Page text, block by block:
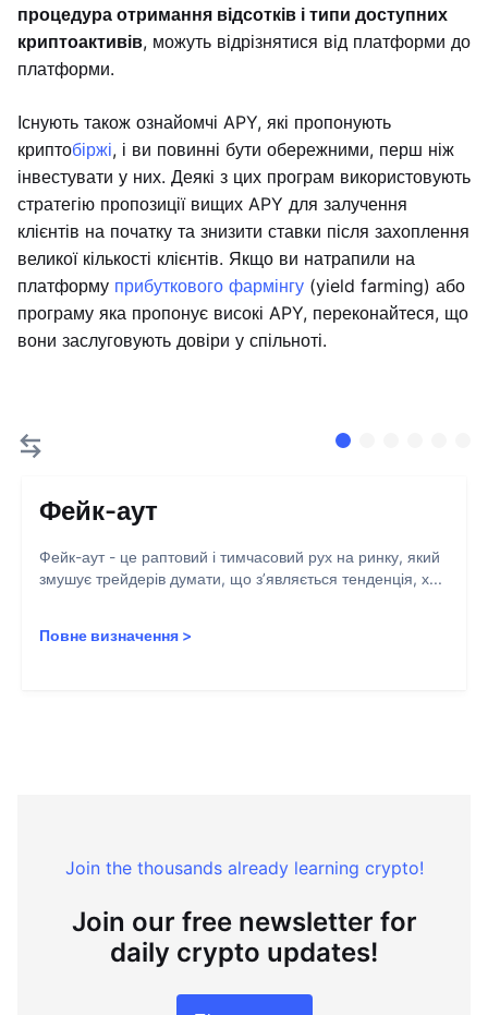
процедура отримання відсотків і типи доступних
криптоактивів, можуть відрізнятися від платформи до
платформи.
Існують також ознайомчі APY, які пропонують
криптобіржі, і ви повинні бути обережними, перш ніж
інвестувати у них. Деякі з цих програм використовують
стратегію пропозиції вищих APY для залучення
клієнтів на початку та знизити ставки після захоплення
великої кількості клієнтів. Якщо ви натрапили на
платформу прибуткового фармінгу (yield farming) або
програму яка пропонує високі APY, переконайтеся, що
вони заслуговують довіри у спільноті.
Фейк-аут
Фейк-аут - це раптовий і тимчасовий рух на ринку, який
змушує трейдерів думати, що з’являється тенденція, х...
Повне визначення >
Join the thousands already learning crypto!
Join our free newsletter for
daily crypto updates!